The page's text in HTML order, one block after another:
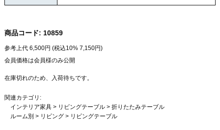
商品コード: 10859
参考上代 6,500円 (税込10% 7,150円)
会員価格は会員様のみ公開
在庫切れのため、入荷待ちです。
関連カテゴリ:
インテリア家具> リビングテーブル> 折りたたみテーブル
ルーム別 > リビング> リビングテーブル